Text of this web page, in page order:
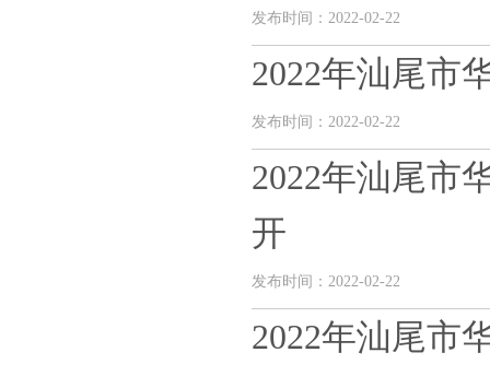
发布时间：2022-02-22
2022年汕尾市
发布时间：2022-02-22
2022年汕尾市
开
发布时间：2022-02-22
2022年汕尾市